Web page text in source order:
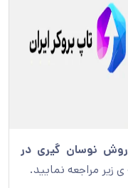
روش نوسان گیری در
زیر مراجعه نمایید.